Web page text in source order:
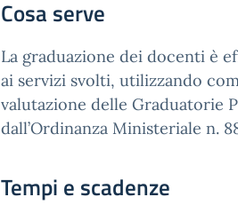
Cosa serve
La graduazione dei docenti è
ai servizi svolti, utilizzando
valutazione delle Graduatorie
dall’Ordinanza Ministeriale n.
Tempi e scadenze